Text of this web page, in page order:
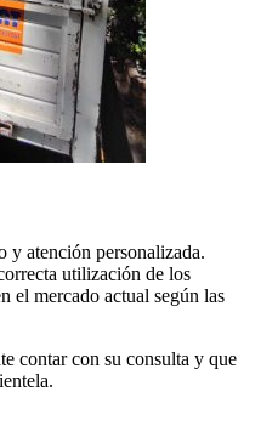
y atención personalizada.
utilización de los
el mercado actual según las
contar con su consulta y que